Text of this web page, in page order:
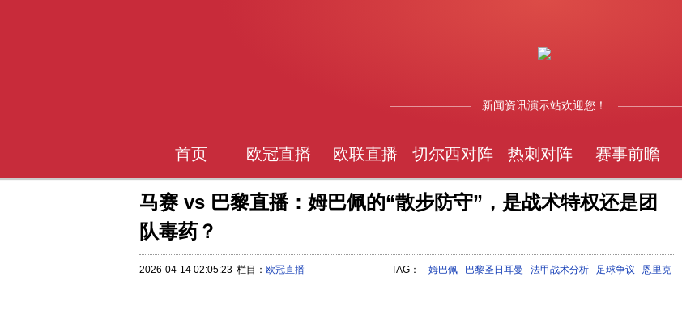
新闻资讯演示站欢迎您！
首页 欧冠直播 欧联直播 切尔西对阵 热刺对阵 赛事前瞻
马赛 vs 巴黎直播：姆巴佩的“散步防守”，是战术特权还是团
队毒药？
2026-04-14 02:05:23 栏目： 欧冠直播 TAG： 姆巴佩 巴黎圣日耳曼 法甲战术分析 足球争议 恩里克